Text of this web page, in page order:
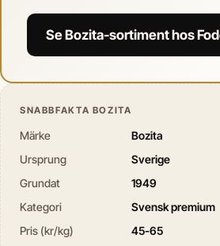
Se Bozita-sortiment hos
SNABBFAKTA BOZITA
Märke
Bozita
Ursprung
Sverige
Grundat
1949
Kategori
Svensk premium
Pris (kr/kg)
45-65